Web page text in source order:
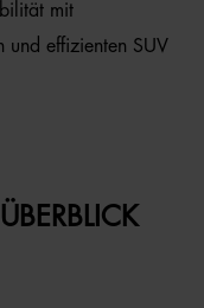
mit
und effizienten SUV